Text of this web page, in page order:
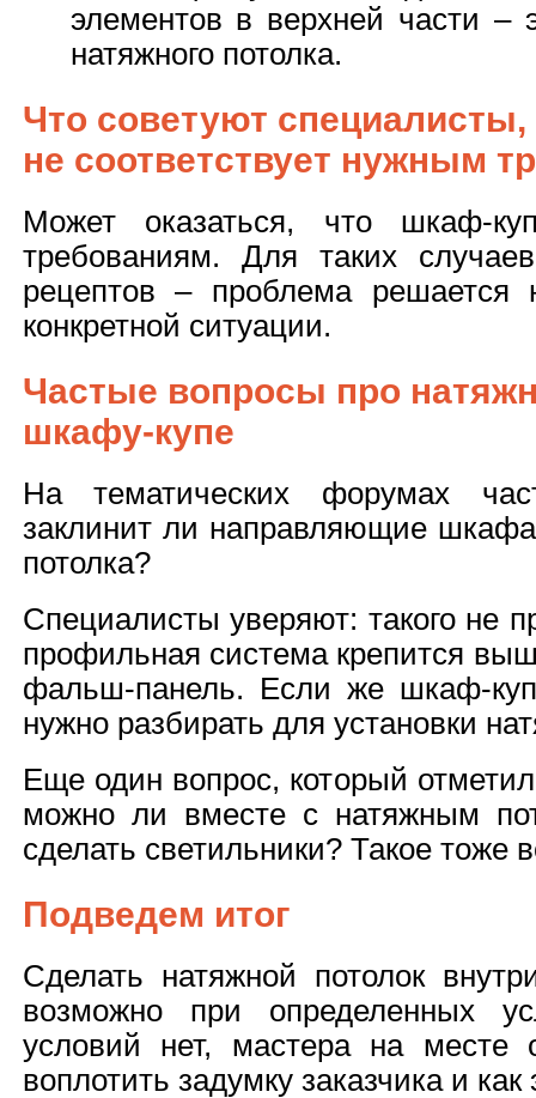
элементов в верхней части –
натяжного потолка.
Что советуют
не соответствует нужным
Может оказаться, что шкаф-
требованиям. Для таких
рецептов – проблема решается
конкретной ситуации.
Частые вопросы про
шкафу-купе
На тематических форумах
заклинит ли направляющие
потолка?
Специалисты уверяют: такого не
профильная система крепится
фальш-панель. Если же шкаф-
нужно разбирать для установки
Еще один вопрос, который
можно ли вместе с натяжным
сделать светильники? Такое тоже
Подведем итог
Сделать натяжной потолок
возможно при определенных
условий нет, мастера на месте
воплотить задумку заказчика и